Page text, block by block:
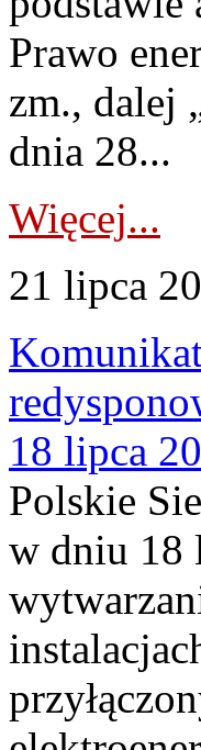
Prawo
zm., dalej
dnia 28...
Więcej...
21 lipca
18 lipca
Polskie
w dniu 18